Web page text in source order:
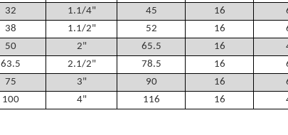
32 1.1/4" 45 16
38 1.1/2" 52 16
50 2" 65.5 16
63.5 2.1/2" 78.5 16
75 3" 90 16
100 4" 116 16